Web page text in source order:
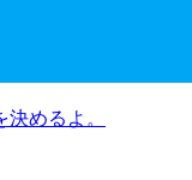
めるよ。